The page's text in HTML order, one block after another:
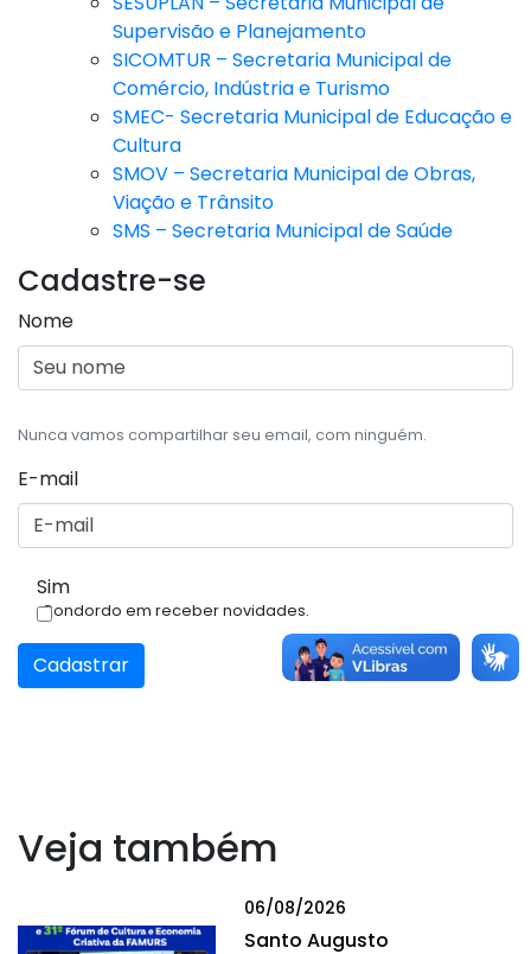
Supervisão e Planejamento
SICOMTUR – Secretaria Municipal de
Comércio, Indústria e Turismo
SMEC- Secretaria Municipal de Educação e
Cultura
SMOV – Secretaria Municipal de Obras,
Viação e Trânsito
SMS – Secretaria Municipal de Saúde
Cadastre-se
Nome
Nunca vamos compartilhar seu email, com ninguém.
E-mail
Sim
Condordo em receber novidades.
Cadastrar
Veja também
06/08/2026
Santo Augusto